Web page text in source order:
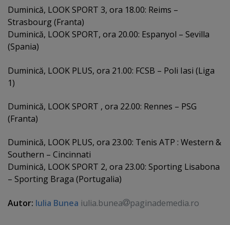
Duminică, LOOK SPORT 3, ora 18.00: Reims –
Strasbourg (Franta)
Duminică, LOOK SPORT, ora 20.00: Espanyol – Sevilla
(Spania)
Duminică, LOOK PLUS, ora 21.00: FCSB – Poli Iasi (Liga
1)
Duminică, LOOK SPORT , ora 22.00: Rennes – PSG
(Franta)
Duminică, LOOK PLUS, ora 23.00: Tenis ATP : Western &
Southern – Cincinnati
Duminică, LOOK SPORT 2, ora 23.00: Sporting Lisabona
– Sporting Braga (Portugalia)
Autor: Iulia Bunea iulia.bunea paginademedia.ro